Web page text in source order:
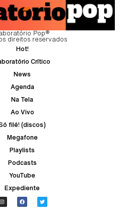
Pop®
direitos reservados
Hot!
Crítico
News
Agenda
Na Tela
Ao Vivo
filé! (discos)
Megafone
Playlists
Podcasts
YouTube
Expediente